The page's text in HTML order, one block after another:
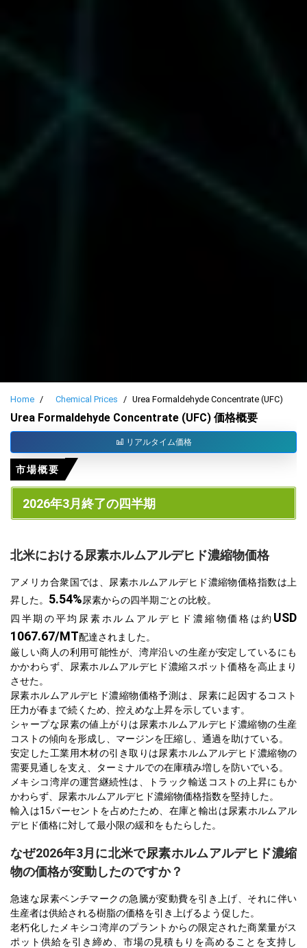
Home Chemical Prices Urea Formaldehyde Concentrate (UFC)
Urea Formaldehyde Concentrate (UFC) 価格概要
リアルタイム価格
市場概要
2026年3月終了の四半期
北米における尿素ホルムアルデヒド濃縮物価格
アメリカ合衆国では、尿素ホルムアルデヒド濃縮物価格指数は上
昇した。 5.54%尿素からの四半期ごとの比較。
四半期の平均尿素ホルムアルデヒド濃縮物価格は約 USD
1067.67/MT配達されました。
厳しい商人の利用可能性が、湾岸沿いの生産が安定しているにも
かかわらず、尿素ホルムアルデヒド濃縮スポット価格を高止まり
させた。
尿素ホルムアルデヒド濃縮物価格予測は、尿素に起因するコスト
圧力が春まで続くため、控えめな上昇を示しています。
シャープな尿素の値上がりは尿素ホルムアルデヒド濃縮物の生産
コストの傾向を形成し、マージンを圧縮し、通過を助けている。
安定した工業用木材の引き取りは尿素ホルムアルデヒド濃縮物の
需要見通しを支え、ターミナルでの在庫積み増しを防いでいる。
メキシコ湾岸の運営継続性は、トラック輸送コストの上昇にもか
かわらず、尿素ホルムアルデヒド濃縮物価格指数を堅持した。
輸入は15パーセントを占めたため、在庫と輸出は尿素ホルムアル
デヒド価格に対して最小限の緩和をもたらした。
なぜ2026年3月に北米で尿素ホルムアルデヒド濃縮
物の価格が変動したのですか？
急速な尿素ベンチマークの急騰が変動費を引き上げ、それに伴い
生産者は供給される樹脂の価格を引き上げるよう促した。
老朽化したメキシコ湾岸のプラントからの限定された商業量がス
ポット供給を引き締め、市場の見積もりを高めることを支持し